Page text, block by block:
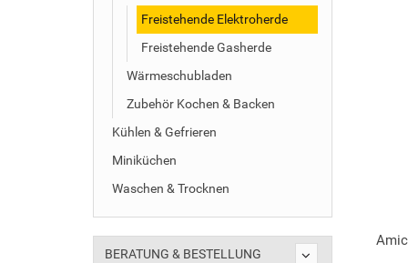
Freistehende Elektroherde
Freistehende Gasherde
Wärmeschubladen
Zubehör Kochen & Backen
Kühlen & Gefrieren
Miniküchen
Waschen & Trocknen
BERATUNG & BESTELLUNG